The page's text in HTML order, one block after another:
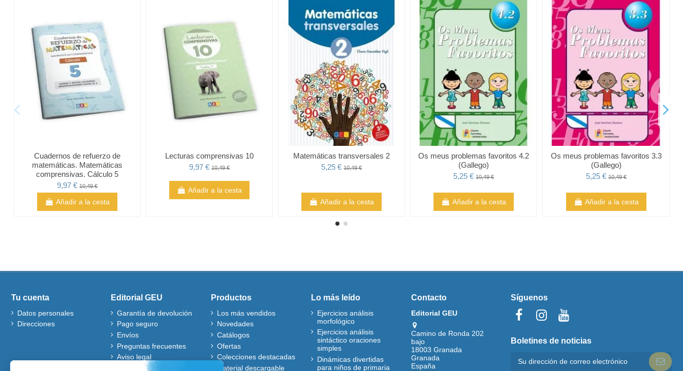
Cuadernos de refuerzo de
matemáticas. Matemáticas
comprensivas. Cálculo 5
9,97 € 10,49 €
Añadir a la cesta
Lecturas comprensivas 10
9,97 € 10,49 €
Añadir a la cesta
Matemáticas transversales 2
5,25 €10,49 €
Añadir a la cesta
Os meus problemas favoritos 4.2
(Gallego)
5,25 €10,49 €
Añadir a la cesta
Os meus problemas favoritos 3.3
(Gallego)
5,25 €10,49 €
Añadir a la cesta
Tu cuenta
Datos personales
Direcciones
Editorial GEU
Garantía de devolución
Pago seguro
Envíos
Preguntas frecuentes
Aviso legal
Quiénes somos
Productos
Los más vendidos
Novedades
Catálogos
Ofertas
Colecciones destacadas
Material descargable
Lo más leído
Ejercicios análisis
morfológico
Ejercicios análisis
sintáctico oraciones
simples
Dinámicas divertidas
para niños de primaria
Contacto
Editorial GEU
Camino de Ronda 202
bajo
18003 Granada
Granada
España
Síguenos
Boletines de noticias